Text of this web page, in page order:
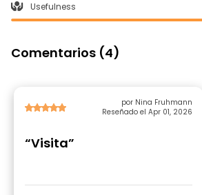
Usefulness
Comentarios (4)
por Nina Fruhmann
Reseñado el Apr 01, 2026
“Visita”